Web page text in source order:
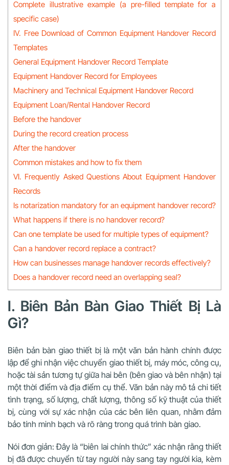
Complete illustrative example (a pre-filled template for a
specific case)
IV. Free Download of Common Equipment Handover Record
Templates
General Equipment Handover Record Template
Equipment Handover Record for Employees
Machinery and Technical Equipment Handover Record
Equipment Loan/Rental Handover Record
Before the handover
During the record creation process
After the handover
Common mistakes and how to fix them
VI. Frequently Asked Questions About Equipment Handover
Records
Is notarization mandatory for an equipment handover record?
What happens if there is no handover record?
Can one template be used for multiple types of equipment?
Can a handover record replace a contract?
How can businesses manage handover records effectively?
Does a handover record need an overlapping seal?
I. Biên Bản Bàn Giao Thiết Bị Là
Gì?
Biên bản bàn giao thiết bị là một văn bản hành chính được
lập để ghi nhận việc chuyển giao thiết bị, máy móc, công cụ,
hoặc tài sản tương tự giữa hai bên (bên giao và bên nhận) tại
một thời điểm và địa điểm cụ thể. Văn bản này mô tả chi tiết
tình trạng, số lượng, chất lượng, thông số kỹ thuật của thiết
bị, cùng với sự xác nhận của các bên liên quan, nhằm đảm
bảo tính minh bạch và rõ ràng trong quá trình bàn giao.
Nói đơn giản: Đây là “biên lai chính thức” xác nhận rằng thiết
bị đã được chuyển từ tay người này sang tay người kia, kèm